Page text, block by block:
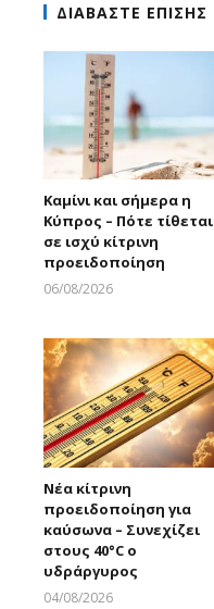
ΔΙΑΒΑΣΤΕ ΕΠΙΣΗΣ
Καμίνι και σήμερα η
Κύπρος – Πότε τίθεται
σε ισχύ κίτρινη
προειδοποίηση
06/08/2026
Νέα κίτρινη
προειδοποίηση για
καύσωνα – Συνεχίζει
στους 40°C ο
υδράργυρος
04/08/2026